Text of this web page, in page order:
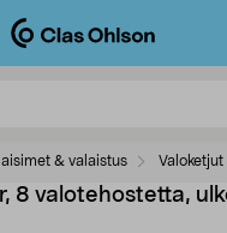
& valaistus Valoketjut
8 valotehostetta,